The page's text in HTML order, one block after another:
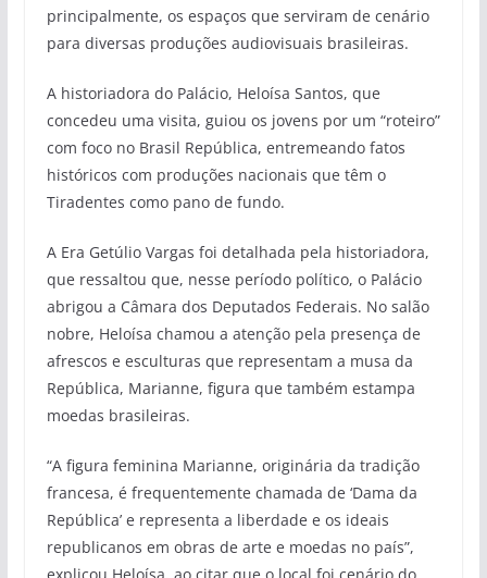
principalmente, os espaços que serviram de cenário
para diversas produções audiovisuais brasileiras.
A historiadora do Palácio, Heloísa Santos, que
concedeu uma visita, guiou os jovens por um “roteiro”
com foco no Brasil República, entremeando fatos
históricos com produções nacionais que têm o
Tiradentes como pano de fundo.
A Era Getúlio Vargas foi detalhada pela historiadora,
que ressaltou que, nesse período político, o Palácio
abrigou a Câmara dos Deputados Federais. No salão
nobre, Heloísa chamou a atenção pela presença de
afrescos e esculturas que representam a musa da
República, Marianne, figura que também estampa
moedas brasileiras.
“A figura feminina Marianne, originária da tradição
francesa, é frequentemente chamada de ‘Dama da
República’ e representa a liberdade e os ideais
republicanos em obras de arte e moedas no país”,